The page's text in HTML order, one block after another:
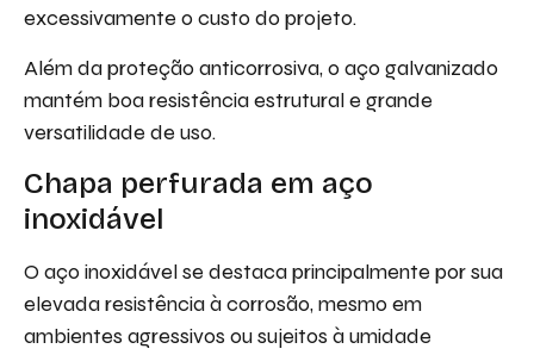
excessivamente o custo do projeto.
Além da proteção anticorrosiva, o aço galvanizado
mantém boa resistência estrutural e grande
versatilidade de uso.
Chapa perfurada em aço
inoxidável
O aço inoxidável se destaca principalmente por sua
elevada resistência à corrosão, mesmo em
ambientes agressivos ou sujeitos à umidade